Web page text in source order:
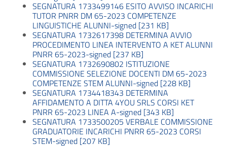
SEGNATURA 1733499146 ESITO AVVISO INCARICHI
TUTOR PNRR DM 65-2023 COMPETENZE
LINGUISTICHE ALUNNI-signed [231 KB]
SEGNATURA 1732617398 DETERMINA AVVIO
PROCEDIMENTO LINEA INTERVENTO A KET ALUNNI
PNRR 65-2023-signed [237 KB]
SEGNATURA 1732690802 ISTITUZIONE
COMMISSIONE SELEZIONE DOCENTI DM 65-2023
COMPETENZE STEM ALUNNI-signed [228 KB]
SEGNATURA 1734418343 DETERMINA
AFFIDAMENTO A DITTA 4YOU SRLS CORSI KET
PNRR 65-2023 LINEA A-signed [343 KB]
SEGNATURA 1733500205 VERBALE COMMISSIONE
GRADUATORIE INCARICHI PNRR 65-2023 CORSI
STEM-signed [207 KB]